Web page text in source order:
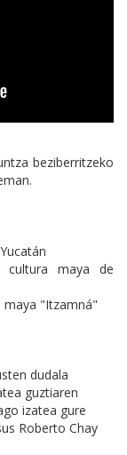
beziberritzeko
maya de
maya "Itzamná"
dudala
guztiaren
izatea gure
Roberto Chay